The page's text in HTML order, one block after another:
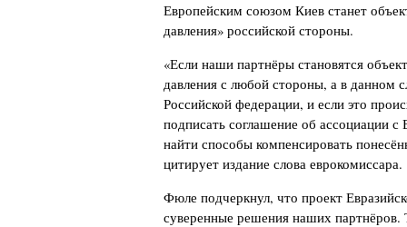
Европейским союзом Киев станет
давления» российской стороны.
«Если наши партнёры становятся
давления с любой стороны, а в данном
Российской федерации, и если это
подписать соглашение об ассоциации
найти способы компенсировать
цитирует издание слова еврокомиссара.
Фюле подчеркнул, что проект
суверенные решения наших партнёров.